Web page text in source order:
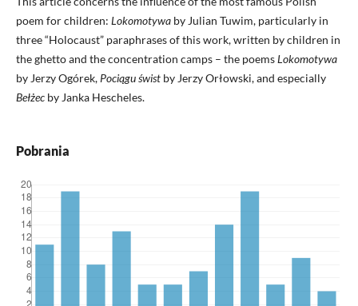
poem for children: Lokomotywa by Julian Tuwim, particularly in
three “Holocaust” paraphrases of this work, written by children in
the ghetto and the concentration camps – the poemsLokomotywa
by Jerzy Ogórek, Pociągu świst by Jerzy Orłowski, and especially
Bełżec by Janka Hescheles.
Pobrania